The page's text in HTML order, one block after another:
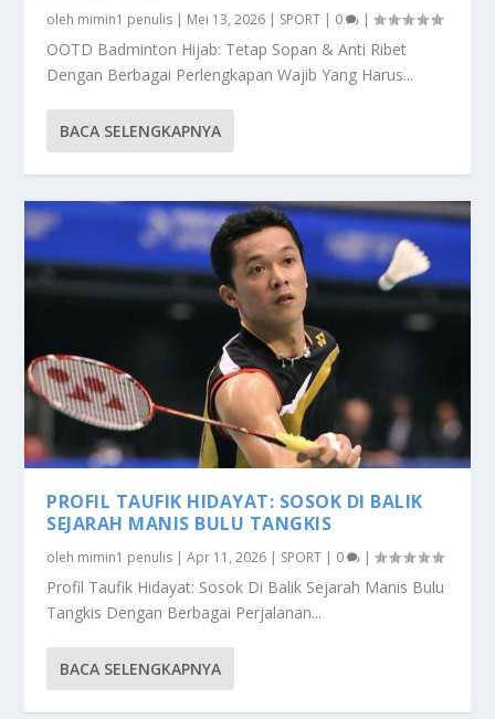
oleh mimin1 penulis Mei 13, 2026 SPORT 0 |
OOTD Badminton Hijab: Tetap Sopan & Anti Ribet
Dengan Berbagai Perlengkapan Wajib Yang Harus...
BACA SELENGKAPNYA
PROFIL TAUFIK HIDAYAT: SOSOK DI BALIK
SEJARAH MANIS BULU TANGKIS
oleh mimin1 penulis |Apr 11, 2026 | SPORT | 0 |
Profil Taufik Hidayat: Sosok Di Balik Sejarah Manis Bulu
Tangkis Dengan Berbagai Perjalanan...
BACA SELENGKAPNYA